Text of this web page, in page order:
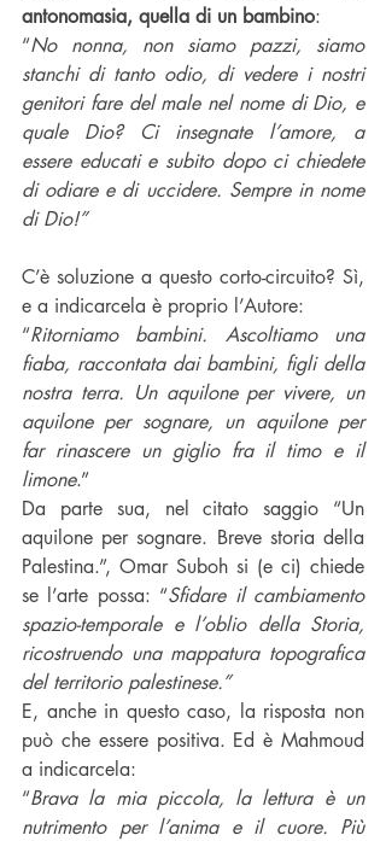
antonomasia, quella di un bambino:
“No nonna, non siamo pazzi, siamo
stanchi di tanto odio, di vedere i nostri
genitori fare del male nel nome di Dio, e
quale Dio? Ci insegnate l’amore, a
essere educati e subito dopo ci chiedete
di odiare e di uccidere. Sempre in nome
di Dio!”
C’è soluzione a questo corto-circuito? Sì,
e a indicarcela è proprio l’Autore:
“Ritorniamo bambini. Ascoltiamo una
fiaba, raccontata dai bambini, figli della
nostra terra. Un aquilone per vivere, un
aquilone per sognare, un aquilone per
far rinascere un giglio fra il timo e il
limone.”
Da parte sua, nel citato saggio “Un
aquilone per sognare. Breve storia della
Palestina.”, Omar Suboh si (e ci) chiede
se l’arte possa: “Sfidare il cambiamento
spazio-temporale e l’oblio della Storia,
ricostruendo una mappatura topografica
del territorio palestinese.”
E, anche in questo caso, la risposta non
può che essere positiva. Ed è Mahmoud
a indicarcela:
“Brava la mia piccola, la lettura è un
nutrimento per l’anima e il cuore. Più